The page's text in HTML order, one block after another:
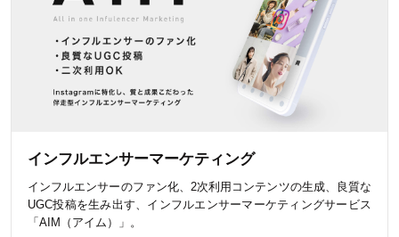
インフルエンサーマーケティング
インフルエンサーのファン化、2次利用コンテンツの生成、良質な
UGC投稿を生み出す、インフルエンサーマーケティングサービス
「AIM（アイム）」。